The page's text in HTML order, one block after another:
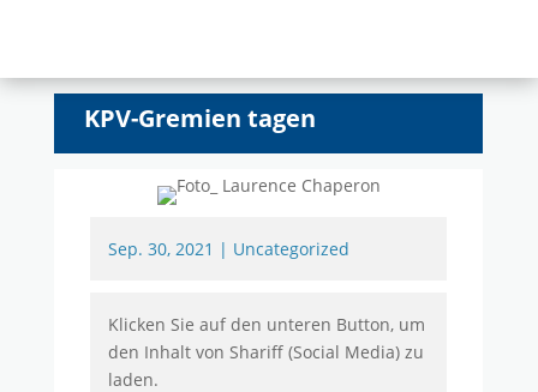
KPV-Gremien tagen
Sep. 30, 2021 | Uncategorized
Klicken Sie auf den unteren Button, um
den Inhalt von Shariff (Social Media) zu
laden.